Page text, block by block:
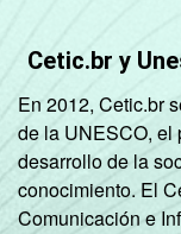
Cetic.br y
En 2012, Cetic.br
de la UNESCO, el
desarrollo de la
conocimiento. El
Comunicación e